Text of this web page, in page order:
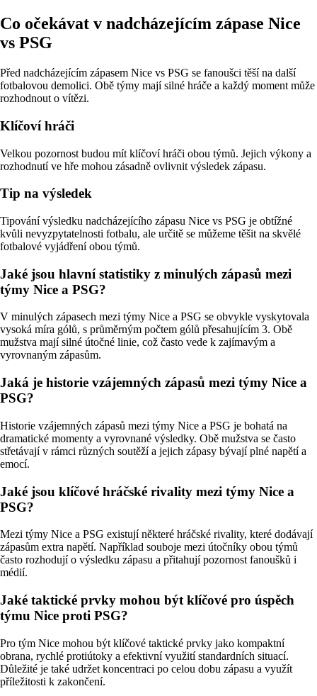
Co očekávat v nadcházejícím zápase Nice
vs PSG
Před nadcházejícím zápasem Nice vs PSG se fanoušci těší na další
fotbalovou demolici. Obě týmy mají silné hráče a každý moment může
rozhodnout o vítězi.
Klíčoví hráči
Velkou pozornost budou mít klíčoví hráči obou týmů. Jejich výkony a
rozhodnutí ve hře mohou zásadně ovlivnit výsledek zápasu.
Tip na výsledek
Tipování výsledku nadcházejícího zápasu Nice vs PSG je obtížné
kvůli nevyzpytatelnosti fotbalu, ale určitě se můžeme těšit na skvělé
fotbalové vyjádření obou týmů.
Jaké jsou hlavní statistiky z minulých zápasů mezi
týmy Nice a PSG?
V minulých zápasech mezi týmy Nice a PSG se obvykle vyskytovala
vysoká míra gólů, s průměrným počtem gólů přesahujícím 3. Obě
mužstva mají silné útočné linie, což často vede k zajímavým a
vyrovnaným zápasům.
Jaká je historie vzájemných zápasů mezi týmy Nice a
PSG?
Historie vzájemných zápasů mezi týmy Nice a PSG je bohatá na
dramatické momenty a vyrovnané výsledky. Obě mužstva se často
střetávají v rámci různých soutěží a jejich zápasy bývají plné napětí a
emocí.
Jaké jsou klíčové hráčské rivality mezi týmy Nice a
PSG?
Mezi týmy Nice a PSG existují některé hráčské rivality, které dodávají
zápasům extra napětí. Například souboje mezi útočníky obou týmů
často rozhodují o výsledku zápasu a přitahují pozornost fanoušků i
médií.
Jaké taktické prvky mohou být klíčové pro úspěch
týmu Nice proti PSG?
Pro tým Nice mohou být klíčové taktické prvky jako kompaktní
obrana, rychlé protiútoky a efektivní využití standardních situací.
Důležité je také udržet koncentraci po celou dobu zápasu a využít
příležitosti k zakončení.